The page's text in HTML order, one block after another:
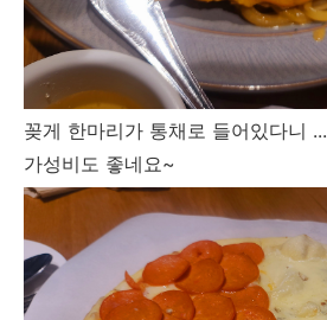
꽂게 한마리가 통채로 들어있다니 ...
가성비도 좋네요~